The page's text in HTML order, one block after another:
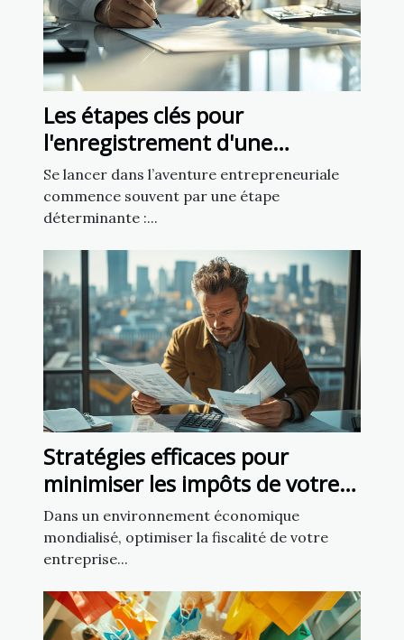
Les étapes clés pour
l'enregistrement d'une
nouvelle entreprise
Se lancer dans l’aventure entrepreneuriale
commence souvent par une étape
déterminante :...
Stratégies efficaces pour
minimiser les impôts de votre
entreprise internationale
Dans un environnement économique
mondialisé, optimiser la fiscalité de votre
entreprise...